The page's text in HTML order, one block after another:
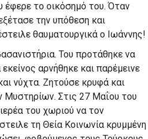
έφερε το οικόσημό του. Όταν
την υπόθεση και
θαυματουργικά ο Ιωάννης!
Του προτάθηκε να
αρνήθηκε και παρέμεινε
νύχτα. Ζητούσε κρυφά και
Στις 27 Μαΐου του
του χωριού να τον
τη Θεία Κοινωνία κρυμμένη